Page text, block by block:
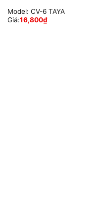
Model: CV-6 TAYA
Giá:16,800₫